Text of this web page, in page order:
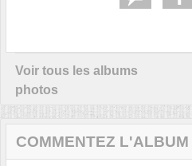
Voir tous les albums
photos
COMMENTEZ L'ALBUM